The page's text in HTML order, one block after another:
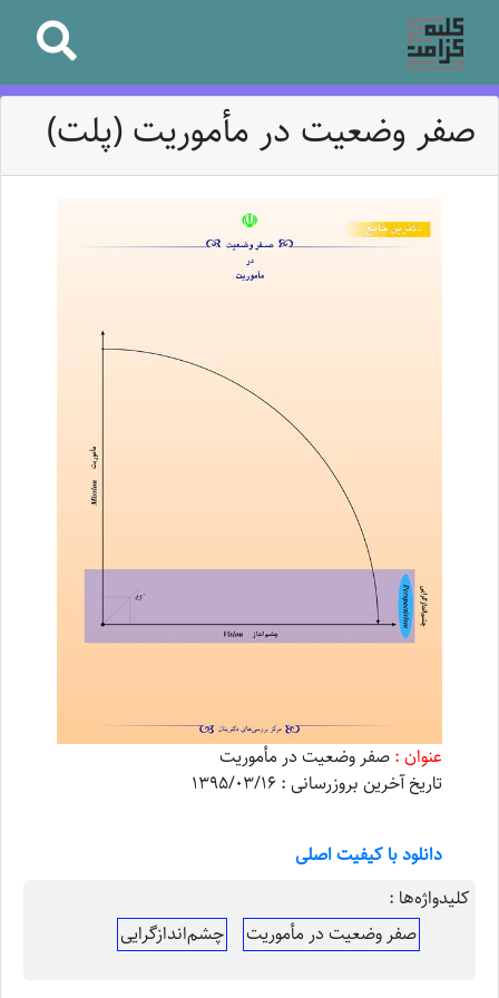
صفر وضعیت در مأموریت (پلت)
عنوان : صفر وضعیت در مأموریت
تاریخ آخرین بروزرسانی : 1395/03/16
دانلود با کیفیت اصلی
کلیدواژه‌ها :
صفر وضعیت در مأموریت
چشم‌اندازگرایی